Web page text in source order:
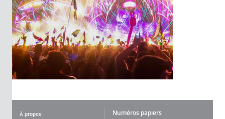
À propos
Numéros papiers